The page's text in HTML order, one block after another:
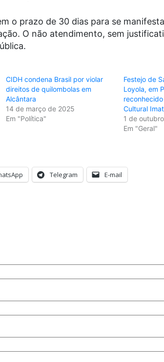
o prazo de 30 dias para se
O não atendimento, sem
CIDH condena Brasil por violar
direitos de quilombolas em
Alcântara
14 de março de 2025
Em "Política"
Festejo de
Loyola, em
Cultural
1 de
Em "Geral"
Telegram E-mail